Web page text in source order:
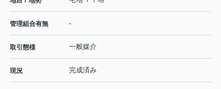
管理組合有無 -
取引態様 一般媒介
現況 完成済み